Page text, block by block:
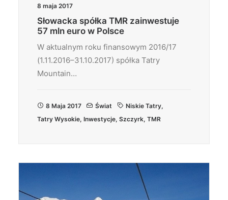
8 maja 2017
Słowacka spółka TMR zainwestuje
57 mln euro w Polsce
W aktualnym roku finansowym 2016/17
(1.11.2016–31.10.2017) spółka Tatry
Mountain…
8 Maja 2017 Świat Niskie Tatry,
Tatry Wysokie, Inwestycje, Szczyrk, TMR